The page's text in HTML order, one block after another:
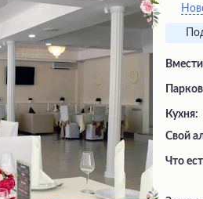
Кухня:
Свой
Что